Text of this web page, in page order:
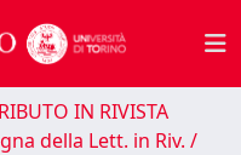
IN RIVISTA
della Lett. in Riv. /